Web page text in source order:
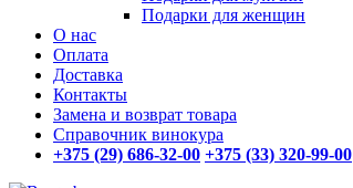
Подарки для женщин
О нас
Оплата
Доставка
Контакты
Замена и возврат товара
Справочник винокура
+375 (29) 686-32-00 +375 (33) 320-99-00